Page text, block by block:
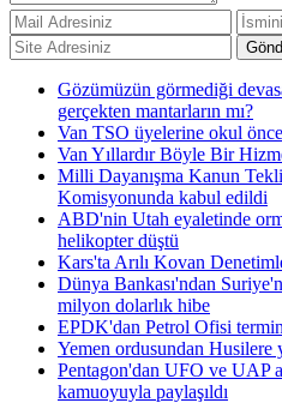
Gözümüzün görmediği
gerçekten mantarların mı?
Van TSO üyelerine okul
Van Yıllardır Böyle Bir
Milli Dayanışma Kanun
Komisyonunda kabul edildi
ABD'nin Utah eyaletinde
helikopter düştü
Kars'ta Arılı Kovan
Dünya Bankası'ndan
milyon dolarlık hibe
EPDK'dan Petrol Ofisi
Yemen ordusundan Husilere
Pentagon'dan UFO ve UAP
kamuoyuyla paylaşıldı